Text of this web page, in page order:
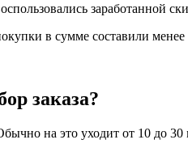
заработанной
в сумме составили менее
заказа?
на это уходит от 10 до